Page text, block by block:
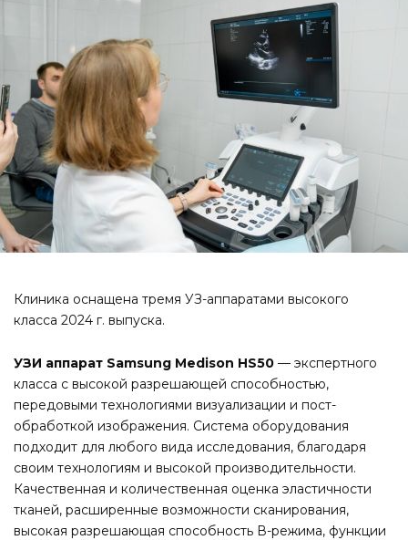
Клиника оснащена тремя УЗ-аппаратами высокого
класса 2024 г. выпуска.
УЗИ аппарат Samsung Medison HS50 — экспертного
класса с высокой разрешающей способностью,
передовыми технологиями визуализации и пост-
обработкой изображения. Система оборудования
подходит для любого вида исследования, благодаря
своим технологиям и высокой производительности.
Качественная и количественная оценка эластичности
тканей, расширенные возможности сканирования,
высокая разрешающая способность В-режима, функции